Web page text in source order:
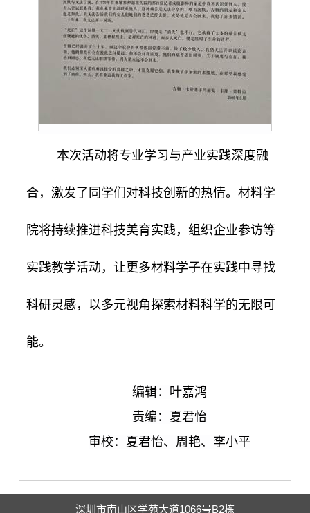
本次活动将专业学习与产业实践深度融
合，激发了同学们对科技创新的热情。材料学
院将持续推进科技美育实践，组织企业参访等
实践教学活动，让更多材料学子在实践中寻找
科研灵感，以多元视角探索材料科学的无限可
能。
编辑：叶嘉鸿
责编：夏君怡
审校：夏君怡、周艳、李小平
深圳市南山区学苑大道1066号B2栋